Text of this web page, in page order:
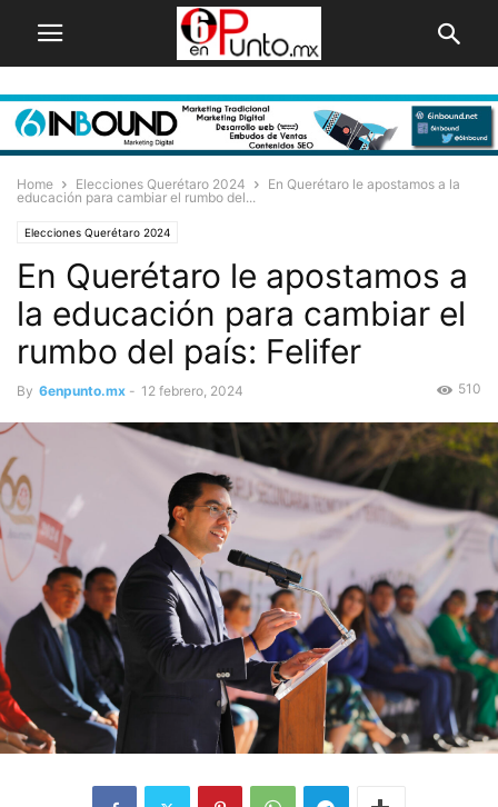
Home Elecciones Querétaro 2024
En Querétaro le apostamos a la
educación para cambiar el rumbo del...
Elecciones Querétaro 2024
En Querétaro le apostamos a
la educación para cambiar el
rumbo del país: Felifer
By 6enpunto.mx - 12 febrero, 2024 510